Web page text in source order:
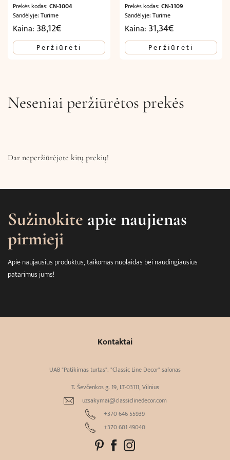
Prekės kodas: CN-3004
Sandėlyje: Turime
Kaina: 38,12€
Peržiūrėti
Prekės kodas:CN-3109
Sandėlyje: Turime
Kaina: 31,34€
Peržiūrėti
Neseniai peržiūrėtos prekės
Dar neperžiūrėjote kitų prekių!
Sužinokite apie naujienas
pirmieji
Apie naujausius produktus, taikomas nuolaidas bei naudingiausius
patarimus jums!
Kontaktai
UAB "Patikimas turtas". "Classic Line Decor" salonas
T. Ševčenkos g. 19, LT-03111, Vilnius
uzsakymai@classiclinedecor.com
+370 646 55939
+370 601 49040